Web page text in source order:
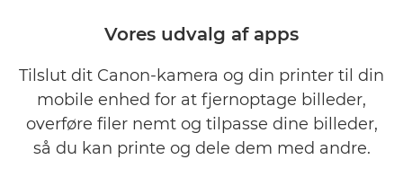
SOFTWARE
APPS TIL ERHVERV
Vores udvalg af apps
Tilslut dit Canon-kamera og din printer til din
mobile enhed for at fjernoptage billeder,
overføre filer nemt og tilpasse dine billeder,
så du kan printe og dele dem med andre.